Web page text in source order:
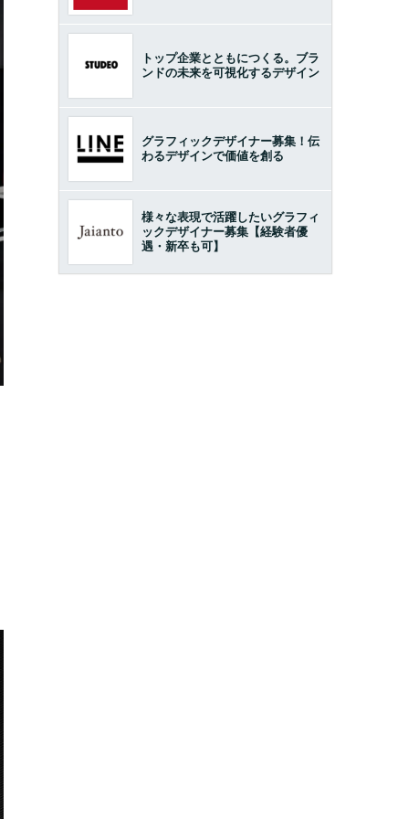
トップ企業とともにつくる。ブラ
ンドの未来を可視化するデザイン
グラフィックデザイナー募集！伝
わるデザインで価値を創る
様々な表現で活躍したいグラフィ
ックデザイナー募集【経験者優
遇・新卒も可】